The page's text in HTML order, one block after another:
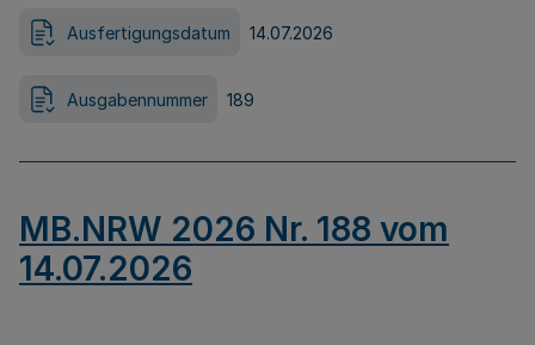
Ausfertigungsdatum 14.07.2026
Ausgabennummer 189
MB.NRW 2026 Nr. 188 vom
14.07.2026